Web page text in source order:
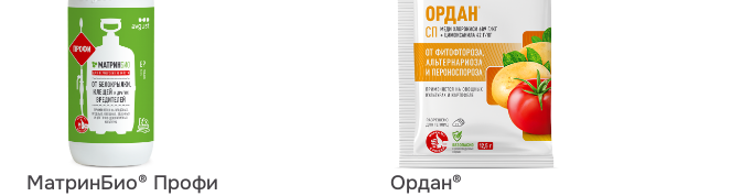
МатринБио® Профи Ордан®